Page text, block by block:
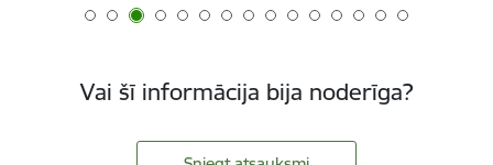
Vai šī informācija bija noderīga?